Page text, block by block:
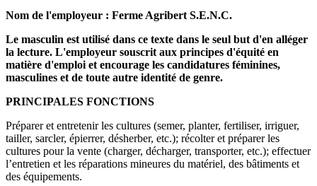
Nom de l'employeur : Ferme Agribert S.E.N.C.
Le masculin est utilisé dans ce texte dans le seul but d'en alléger
la lecture. L'employeur souscrit aux principes d'équité en
matière d'emploi et encourage les candidatures féminines,
masculines et de toute autre identité de genre.
PRINCIPALES FONCTIONS
Préparer et entretenir les cultures (semer, planter, fertiliser, irriguer,
tailler, sarcler, épierrer, désherber, etc.); récolter et préparer les
cultures pour la vente (charger, décharger, transporter, etc.); effectuer
l’entretien et les réparations mineures du matériel, des bâtiments et
des équipements.